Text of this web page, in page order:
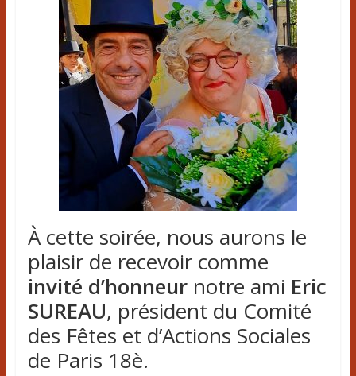
À cette soirée, nous aurons le
plaisir de recevoir comme
invité d’honneur notre ami Eric
SUREAU, président du Comité
des Fêtes et d’Actions Sociales
de Paris 18è.